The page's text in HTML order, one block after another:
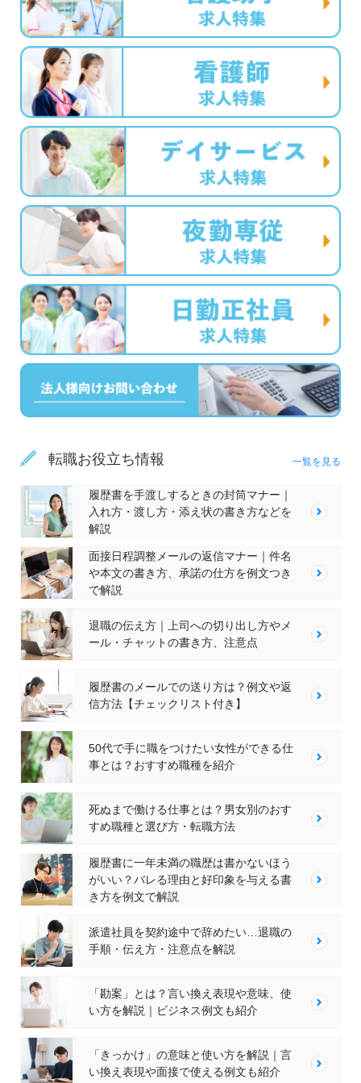
転職お役立ち情報 一覧を見る
履歴書を手渡しするときの封筒マナー｜
入れ方・渡し方・添え状の書き方などを
解説
面接日程調整メールの返信マナー｜件名
や本文の書き方、承諾の仕方を例文つき
で解説
退職の伝え方｜上司への切り出し方やメ
ール・チャットの書き方、注意点
履歴書のメールでの送り方は？例文や返
信方法【チェックリスト付き】
50代で手に職をつけたい女性ができる仕
事とは？おすすめ職種を紹介
死ぬまで働ける仕事とは？男女別のおす
すめ職種と選び方・転職方法
履歴書に一年未満の職歴は書かないほう
がいい？バレる理由と好印象を与える書
き方を例文で解説
派遣社員を契約途中で辞めたい…退職の
手順・伝え方・注意点を解説
「勘案」とは？言い換え表現や意味、使
い方を解説｜ビジネス例文も紹介
「きっかけ」の意味と使い方を解説｜言
い換え表現や面接で使える例文も紹介